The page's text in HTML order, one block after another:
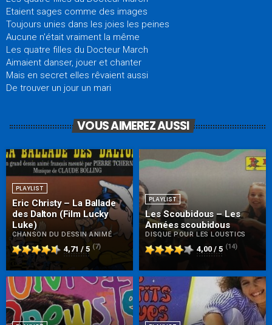
Etaient sages comme des images
Toujours unies dans les joies les peines
Aucune n'était vraiment la même
Les quatre filles du Docteur March
Aimaient danser, jouer et chanter
Mais en secret elles rêvaient aussi
De trouver un jour un mari
VOUS AIMEREZ AUSSI
PLAYLIST
Eric Christy – La Ballade
des Dalton (Film Lucky
Luke)
CHANSON DU DESSIN ANIMÉ
4,71 / 5 (7)
PLAYLIST
Les Scoubidous – Les
Années scoubidous
DISQUE POUR LES LOUSTICS
4,00 / 5 (14)